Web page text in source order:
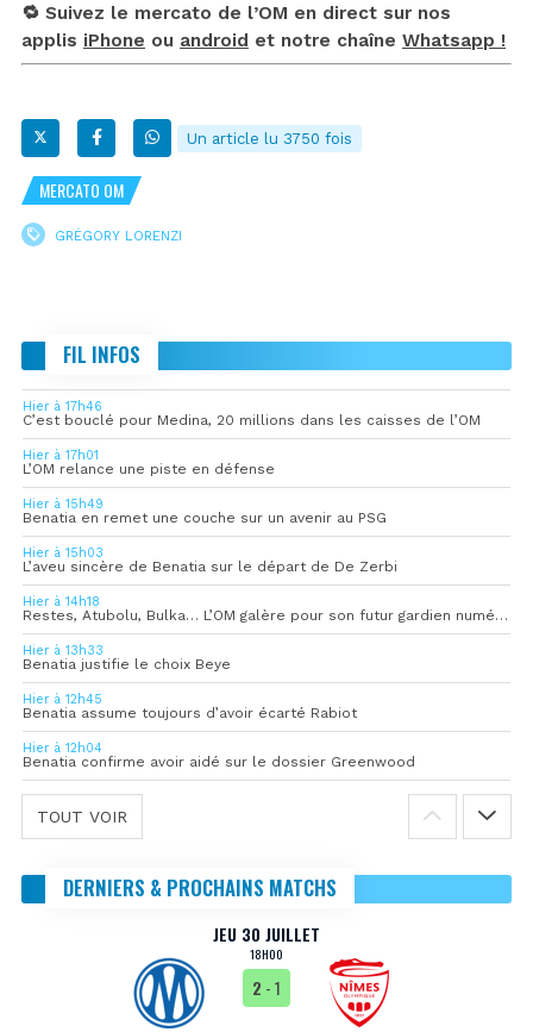
🔁 Suivez le mercato de l’OM en direct sur nos
applis iPhone ou android et notre chaîne Whatsapp !
Un article lu 3750 fois
MERCATO OM
GRÉGORY LORENZI
FIL INFOS
Hier à 17h46
C’est bouclé pour Medina, 20 millions dans les caisses de l’OM
Hier à 17h01
L’OM relance une piste en défense
Hier à 15h49
Benatia en remet une couche sur un avenir au PSG
Hier à 15h03
L’aveu sincère de Benatia sur le départ de De Zerbi
Hier à 14h18
Restes, Atubolu, Bulka… L’OM galère pour son futur gardien numéro 1
Hier à 13h33
Benatia justifie le choix Beye
Hier à 12h45
Benatia assume toujours d’avoir écarté Rabiot
Hier à 12h04
Benatia confirme avoir aidé sur le dossier Greenwood
TOUT VOIR
DERNIERS & PROCHAINS MATCHS
JEU 30 JUILLET
18H00
2 - 1